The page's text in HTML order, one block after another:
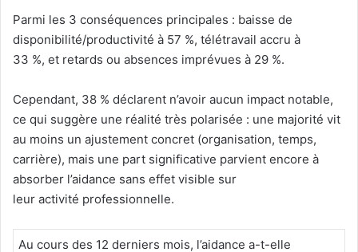
Parmi les 3 conséquences principales : baisse de
disponibilité/productivité à 57 %, télétravail accru à
33 %, et retards ou absences imprévues à 29 %.
Cependant, 38 % déclarent n’avoir aucun impact notable,
ce qui suggère une réalité très polarisée : une majorité vit
au moins un ajustement concret (organisation, temps,
carrière), mais une part significative parvient encore à
absorber l’aidance sans effet visible sur
leur activité professionnelle.
Au cours des 12 derniers mois, l’aidance a-t-elle